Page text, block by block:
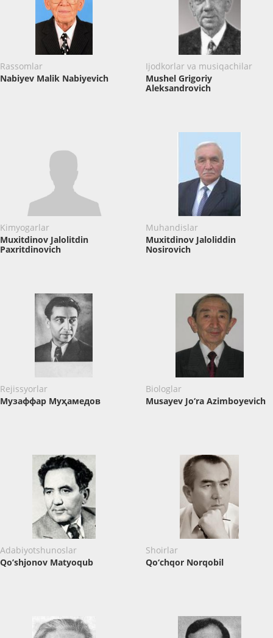
Rassomlar
Nabiyev Malik Nabiyevich
Ijodkorlar va musiqachilar
Mushel Grigoriy
Aleksandrovich
Kimyogarlar
Muxitdinov Jalolitdin
Paxritdinovich
Muhandislar
Muxitdinov Jaloliddin
Nosirovich
Rejissyorlar
Музаффар Муҳамедов
Biologlar
Musayev Jo‘ra Azimboyevich
Adabiyotshunoslar
Qo’shjonov Matyoqub
Shoirlar
Qo‘chqor Norqobil